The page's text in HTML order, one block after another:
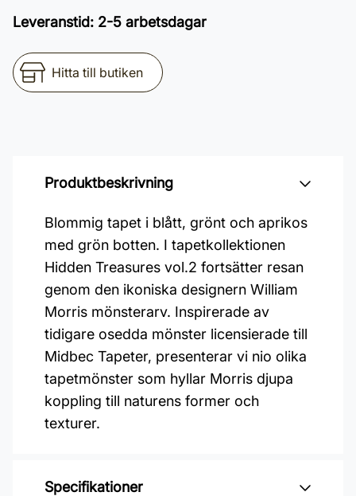
Leveranstid: 2-5 arbetsdagar
Hitta till butiken
Produktbeskrivning
Blommig tapet i blått, grönt och aprikos
med grön botten. I tapetkollektionen
Hidden Treasures vol.2 fortsätter resan
genom den ikoniska designern William
Morris mönsterarv. Inspirerade av
tidigare osedda mönster licensierade till
Midbec Tapeter, presenterar vi nio olika
tapetmönster som hyllar Morris djupa
koppling till naturens former och
texturer.
Specifikationer